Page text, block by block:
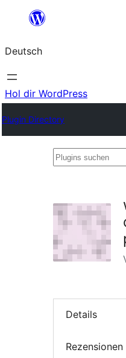
springen
Deutsch
Hol dir WordPress
Plugin Directory
Plugins
Details
Rezensionen